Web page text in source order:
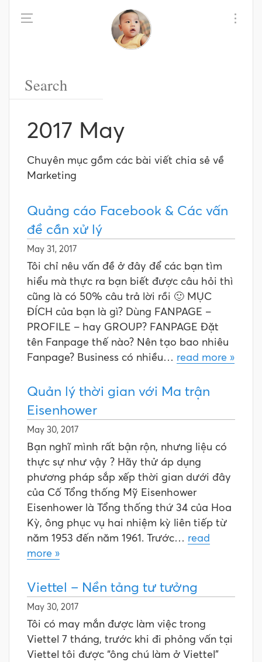
2017 May
Chuyên mục gồm các bài viết chia sẻ về
Marketing
Quảng cáo Facebook & Các vấn
đề cần xử lý
May 31, 2017
Tôi chỉ nêu vấn đề ở đây để các bạn tìm
hiểu mà thực ra bạn biết được câu hỏi thì
cũng là có 50% câu trả lời rồi 🙂 MỤC
ĐÍCH của bạn là gì? Dùng FANPAGE –
PROFILE – hay GROUP? FANPAGE Đặt
tên Fanpage thế nào? Nên tạo bao nhiêu
Fanpage? Business có nhiều… read more »
Quản lý thời gian với Ma trận
Eisenhower
May 30, 2017
Bạn nghĩ mình rất bận rộn, nhưng liệu có
thực sự như vậy ? Hãy thử áp dụng
phương pháp sắp xếp thời gian dưới đây
của Cố Tổng thống Mỹ Eisenhower
Eisenhower là Tổng thống thứ 34 của Hoa
Kỳ, ông phục vụ hai nhiệm kỳ liên tiếp từ
năm 1953 đến năm 1961. Trước… read
more »
Viettel – Nền tảng tư tưởng
May 30, 2017
Tôi có may mắn được làm việc trong
Viettel 7 tháng, trước khi đi phỏng vấn tại
Viettel tôi được “ông chú làm ở Viettel”